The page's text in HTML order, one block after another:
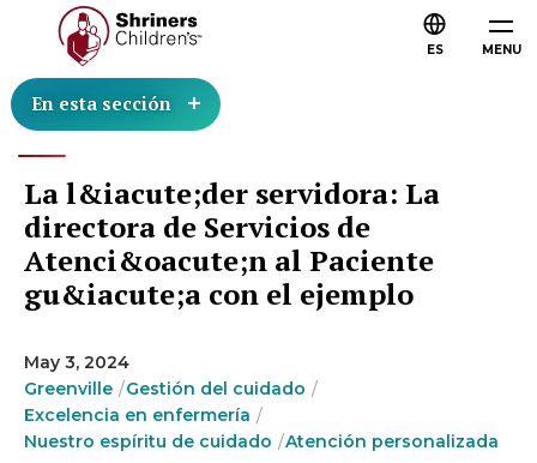
MENU
ES
En esta sección
La l&iacute;der servidora: La
directora de Servicios de
Atenci&oacute;n al Paciente
gu&iacute;a con el ejemplo
May 3, 2024
Greenville
Gestión del cuidado
Excelencia en enfermería
Nuestro espíritu de cuidado
Atención personalizada